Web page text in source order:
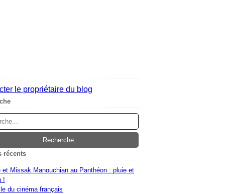
le propriétaire du blog
récents
et Missak Manouchian au Panthéon : pluie et
!
du cinéma français